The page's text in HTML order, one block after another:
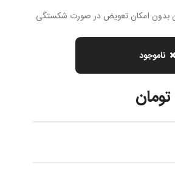
بدون امکان تعویض در صورت شکستگی
ناموجود